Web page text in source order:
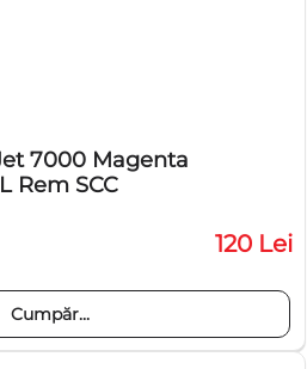
7000 Magenta
Rem SCC
120 Lei
Cumpăr...